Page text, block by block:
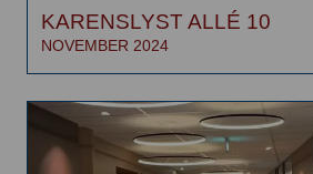
KARENSLYST ALLÉ 10
NOVEMBER 2024